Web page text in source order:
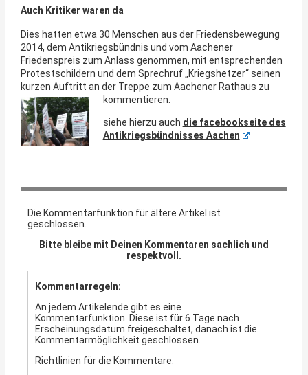
Auch Kritiker waren da
Dies hatten etwa 30 Menschen aus der Friedensbewegung
2014, dem Antikriegsbündnis und vom Aachener
Friedenspreis zum Anlass genommen, mit entsprechenden
Protestschildern und dem Sprechruf „Kriegshetzer“ seinen
kurzen Auftritt an der Treppe zum Aachener Rathaus zu
kommentieren.
siehe hierzu auch die facebookseite des
Antikriegsbündnisses Aachen
Die Kommentarfunktion für ältere Artikel ist
geschlossen.
Bitte bleibe mit Deinen Kommentaren sachlich und
respektvoll.
Kommentarregeln:
An jedem Artikelende gibt es eine
Kommentarfunktion. Diese ist für 6 Tage nach
Erscheinungsdatum freigeschaltet, danach ist die
Kommentarmöglichkeit geschlossen.
Richtlinien für die Kommentare: